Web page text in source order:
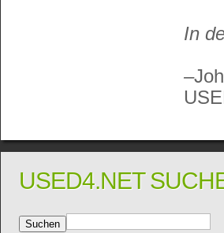
In
–
USED4.NET